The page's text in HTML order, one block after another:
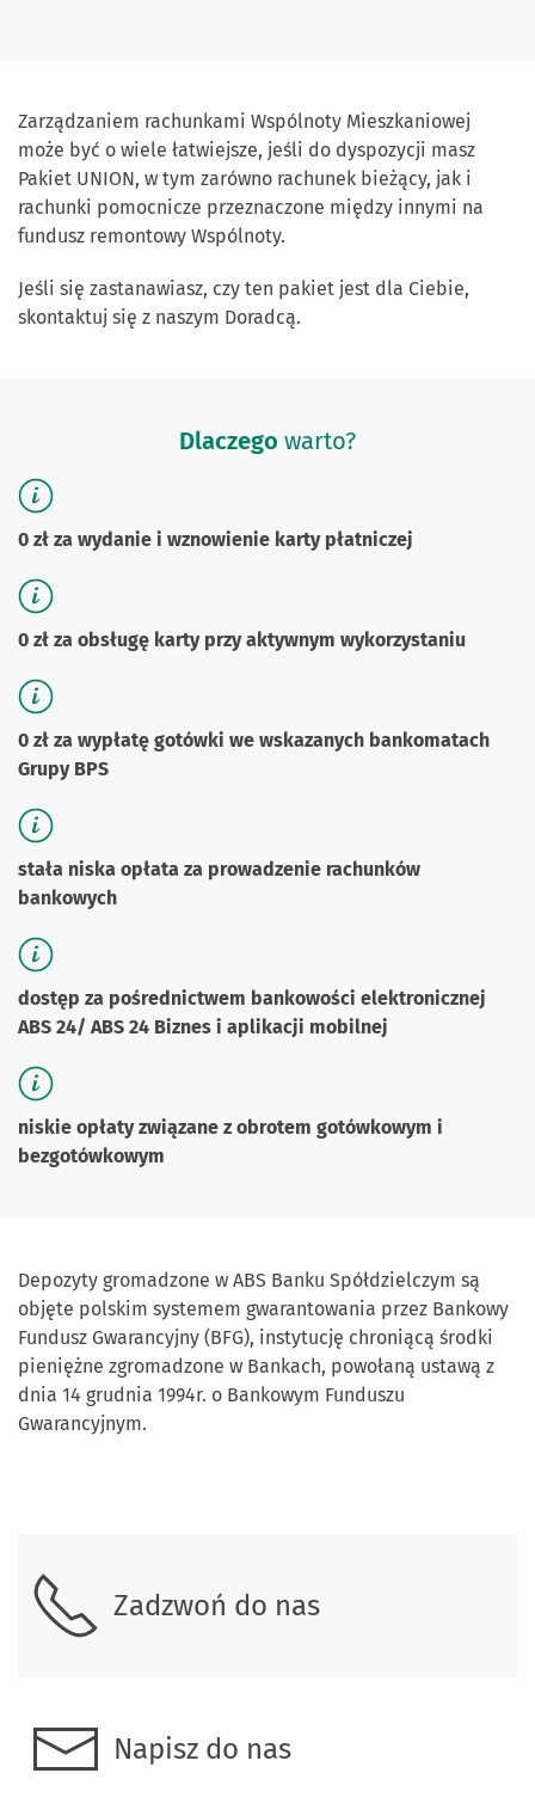
Zarządzaniem rachunkami Wspólnoty Mieszkaniowej
może być o wiele łatwiejsze, jeśli do dyspozycji masz
Pakiet UNION, w tym zarówno rachunek bieżący, jak i
rachunki pomocnicze przeznaczone między innymi na
fundusz remontowy Wspólnoty.
Jeśli się zastanawiasz, czy ten pakiet jest dla Ciebie,
skontaktuj się z naszym Doradcą.
Dlaczego warto?
0 zł za wydanie i wznowienie karty płatniczej
0 zł za obsługę karty przy aktywnym wykorzystaniu
0 zł za wypłatę gotówki we wskazanych bankomatach
Grupy BPS
stała niska opłata za prowadzenie rachunków
bankowych
dostęp za pośrednictwem bankowości elektronicznej
ABS 24/ ABS 24 Biznes i aplikacji mobilnej
niskie opłaty związane z obrotem gotówkowym i
bezgotówkowym
Depozyty gromadzone w ABS Banku Spółdzielczym są
objęte polskim systemem gwarantowania przez Bankowy
Fundusz Gwarancyjny (BFG), instytucję chroniącą środki
pieniężne zgromadzone w Bankach, powołaną ustawą z
dnia 14 grudnia 1994r. o Bankowym Funduszu
Gwarancyjnym.
Zadzwoń do nas
Napisz do nas